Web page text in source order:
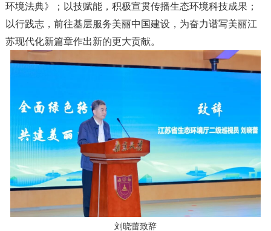
环境法典》；以技赋能，积极宣贯传播生态环境科技成果；
以行践志，前往基层服务美丽中国建设，为奋力谱写美丽江
苏现代化新篇章作出新的更大贡献。
刘晓蕾致辞